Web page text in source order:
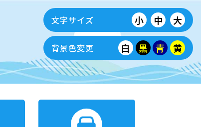
文字サイズ 小 中 大
背景色変更 白 黒 青 黄